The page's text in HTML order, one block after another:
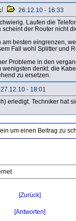
[Zurück]
[Antworten]
26.12.10 - 16:33
Laufen die
der Router nicht
besten eingrenzen,
Fall wohl Splitter und
Probleme in den
denkt: die
zu ersetzen.
27.12.10 - 18:01
erledigt. Techniker hat
um einen Beitrag zu